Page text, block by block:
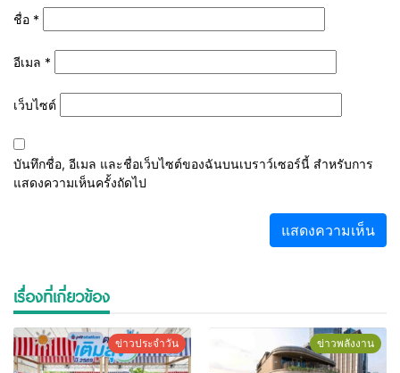
ชื่อ *
อีเมล *
เว็บไซต์
บันทึกชื่อ, อีเมล และชื่อเว็บไซต์ของฉันบนเบราว์เซอร์นี้ สำหรับการ
แสดงความเห็นครั้งถัดไป
เรื่องที่เกี่ยวข้อง
ข่าวประจำวัน ข่าวพลังงาน